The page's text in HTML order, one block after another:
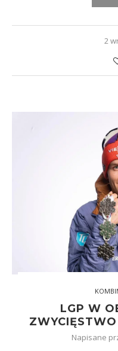
2
LGP W
Napisane